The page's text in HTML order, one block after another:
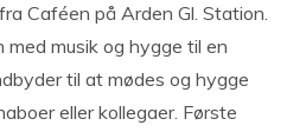
Caféen på Arden Gl. Station.
musik og hygge til en
til at mødes og hygge
eller kollegaer. Første